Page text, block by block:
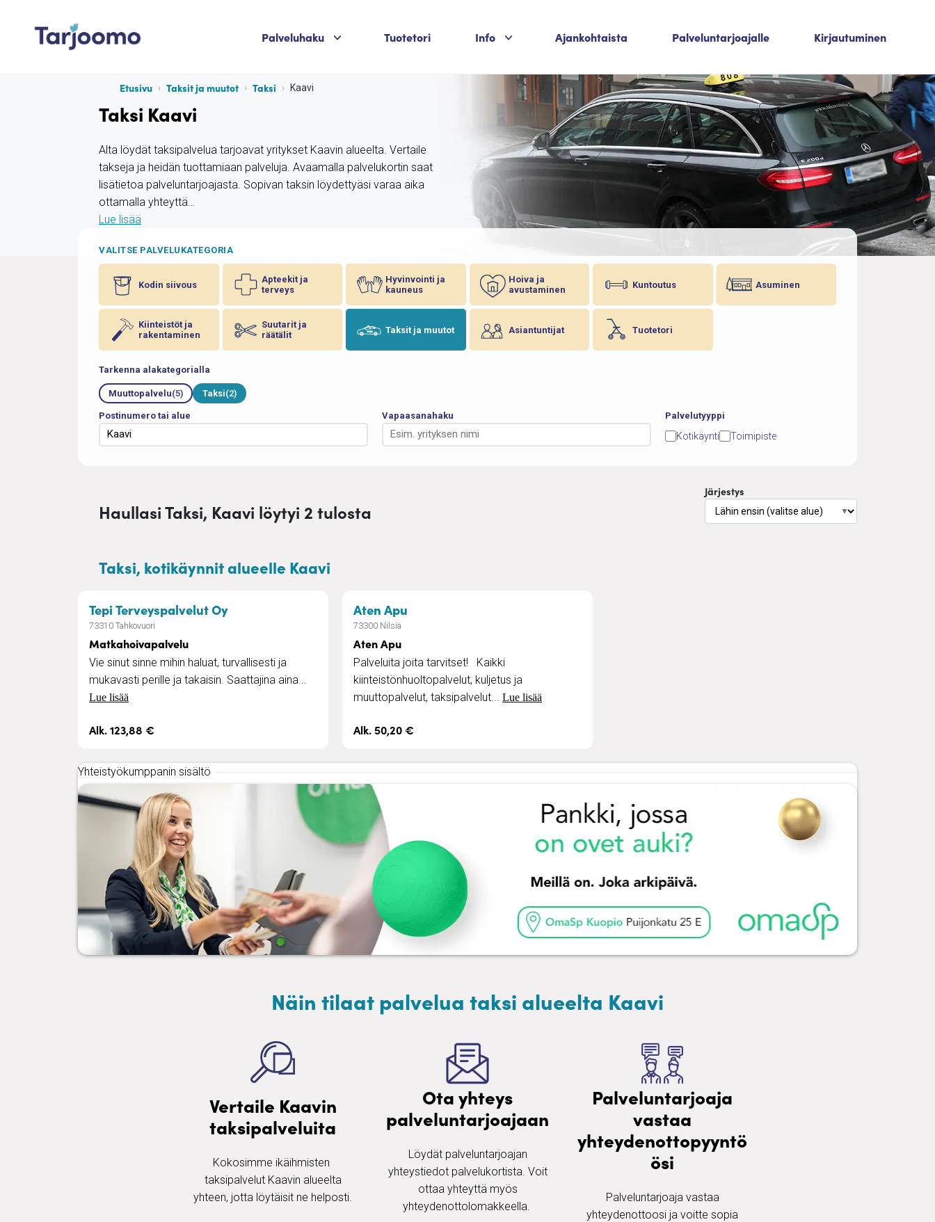
Palveluhaku Palvelukategoriat
Tuotetori Info Palvelukategoriat
Ajankohtaista Palveluntarjoajalle Kirjautuminen
Etusivu Taksit ja muutot Taksi Kaavi
Taksi Kaavi
Alta löydät taksipalvelua tarjoavat yritykset Kaavin alueelta. Vertaile
takseja ja heidän tuottamiaan palveluja. Avaamalla palvelukortin saat
lisätietoa palveluntarjoajasta. Sopivan taksin löydettyäsi varaa aika
ottamalla yhteyttä…
Lue lisää
VALITSE PALVELUKATEGORIA
Kodin siivous
Apteekit ja
terveys
Hyvinvointi ja
kauneus
Hoiva ja
avustaminen
Kuntoutus Asuminen
Kiinteistöt ja
rakentaminen
Suutarit ja
räätälit
Taksit ja muutot Asiantuntijat Tuotetori
Tarkenna alakategorialla
Muuttopalvelu(5) Taksi(2)
Postinumero tai alue Vapaasanahaku Palvelutyyppi
Kotikäynti Toimipiste
Haullasi Taksi, Kaavi löytyi 2 tulosta
Järjestys
▼
Taksi, kotikäynnit alueelle Kaavi
Tepi Terveyspalvelut Oy– Matkahoivapalvelu
73310 Tahkovuori
Matkahoivapalvelu
Vie sinut sinne mihin haluat, turvallisesti ja
mukavasti perille ja takaisin. Saattajina aina...
Lue lisää
Alk. 123,88 €
Aten Apu
73300 Nilsiä
Aten Apu
Palveluita joita tarvitset! Kaikki
kiinteistönhuoltopalvelut, kuljetus ja
muuttopalvelut, taksipalvelut... Lue lisää
Alk. 50,20 €
Yhteistyökumppanin sisältö
Näin tilaat palvelua taksi alueelta Kaavi
Vertaile Kaavin
taksipalveluita
Kokosimme ikäihmisten ​
taksipalvelut Kaavin alueelta
yhteen, jotta löytäisit ne helposti.
Ota yhteys
palveluntarjoajaan
Löydät palveluntarjoajan
yhteystiedot palvelukortista. Voit
ottaa yhteyttä myös
yhteydenottolomakkeella. ​
Palveluntarjoaja
vastaa
yhteydenottopyyntö
ösi
Palveluntarjoaja vastaa
yhteydenottoosi ja voitte sopia